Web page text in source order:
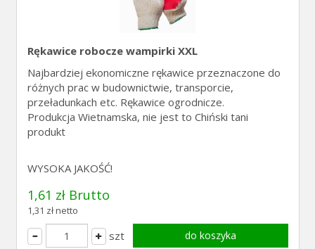
Rękawice robocze wampirki XXL
Najbardziej ekonomiczne rękawice przeznaczone do
różnych prac w budownictwie, transporcie,
przeładunkach etc. Rękawice ogrodnicze.
Produkcja Wietnamska, nie jest to Chiński tani
produkt
WYSOKA JAKOŚĆ!
1,61 zł Brutto
1,31 zł netto
szt do koszyka